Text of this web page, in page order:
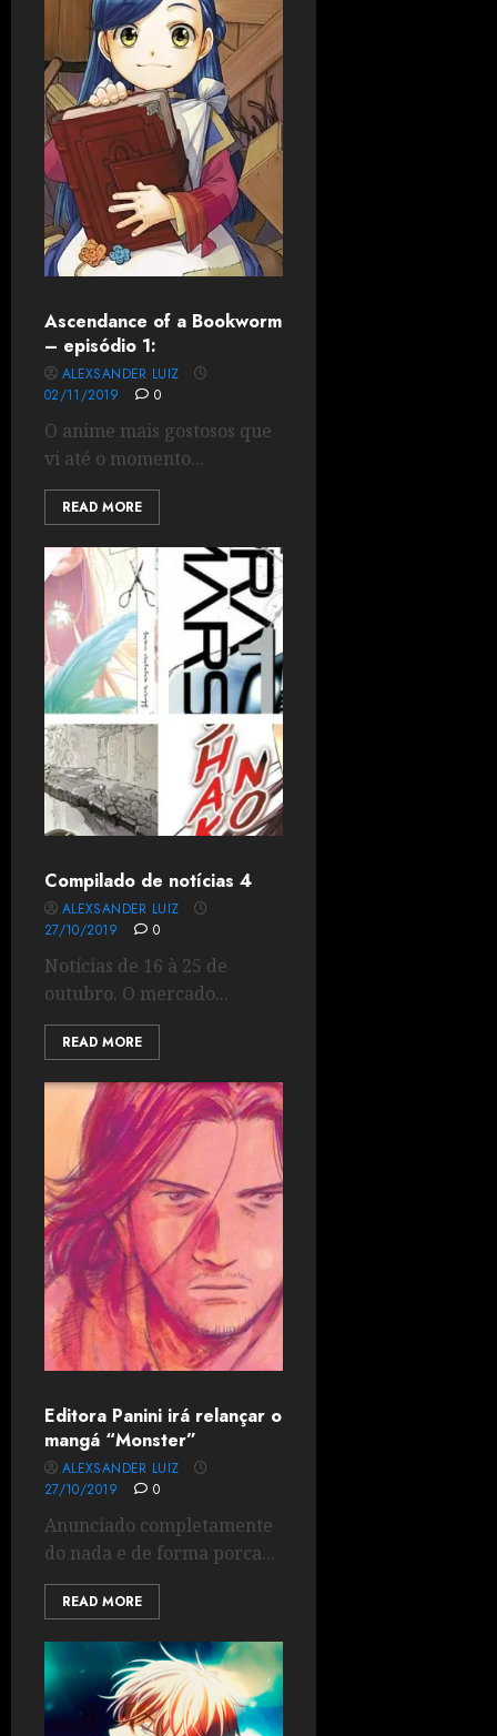
Ascendance of a Bookworm
– episódio 1:
ALEXSANDER LUIZ
02/11/2019
0
O anime mais gostosos que
vi até o momento...
READ MORE
Compilado de notícias 4
ALEXSANDER LUIZ
27/10/2019
0
Notícias de 16 à 25 de
outubro. O mercado...
READ MORE
Editora Panini irá relançar o
mangá “Monster”
ALEXSANDER LUIZ
27/10/2019
0
Anunciado completamente
do nada e de forma porca...
READ MORE